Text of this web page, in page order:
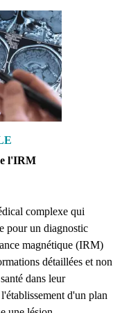
l'IRM
complexe qui
pour un diagnostic
magnétique (IRM)
détaillées et non
dans leur
d'un plan